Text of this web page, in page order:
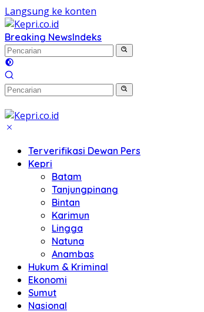
Langsung ke konten
Breaking NewsIndeks
Terverifikasi Dewan Pers
Kepri
Batam
Tanjungpinang
Bintan
Karimun
Lingga
Natuna
Anambas
Hukum & Kriminal
Ekonomi
Sumut
Nasional